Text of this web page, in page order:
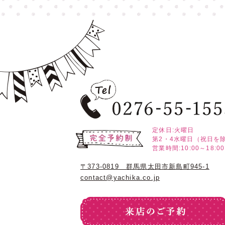
定休日:火曜日
第2・4水曜日（祝日を
営業時間:10:00～18:00
〒373-0819 群馬県太田市新島町945-1
contact@yachika.co.jp